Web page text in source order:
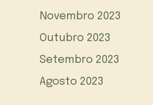
Novembro 2023
Outubro 2023
Setembro 2023
Agosto 2023